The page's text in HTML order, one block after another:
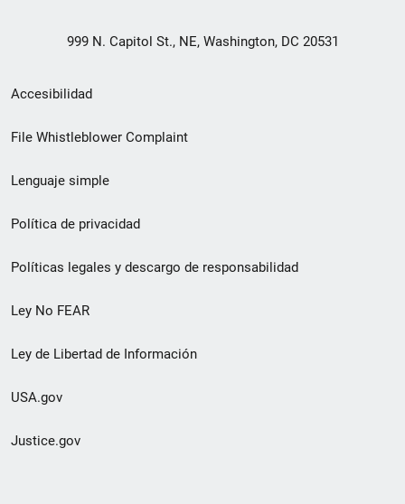
999 N. Capitol St., NE, Washington, DC 20531
Menú
de
de
pie
de
página
Accesibilidad
File Whistleblower Complaint
Lenguaje simple
Política de privacidad
Políticas legales y descargo de responsabilidad
Ley No FEAR
Ley de Libertad de Información
USA.gov
Justice.gov